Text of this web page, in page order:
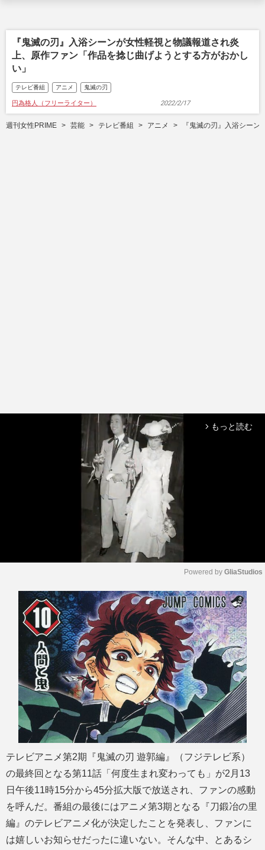
『鬼滅の刃』入浴シーンが女性軽視と物議報道され炎
上、原作ファン「作品を捻じ曲げようとする方がおかし
い」
テレビ番組 アニメ 鬼滅の刃
円為格人（フリーライター） 2022/2/17
週刊女性PRIME 芸能 テレビ番組 アニメ 『鬼滅の刃』入浴シー
arrow_forward_ios もっと読む
M
u
t
e
Powered by GliaStudios
テレビアニメ第2期『鬼滅の刃 遊郭編』（フジテレビ系）
の最終回となる第11話「何度生まれ変わっても」が2月13
日午後11時15分から45分拡大版で放送され、ファンの感動
を呼んだ。番組の最後にはアニメ第3期となる『刀鍛冶の里
編』のテレビアニメ化が決定したことを発表し、ファンに
は嬉しいお知らせだったに違いない。そんな中、とあるシ